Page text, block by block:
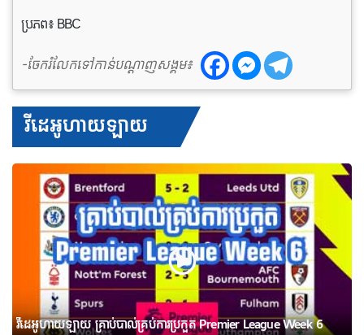
ប្រភព៖ BBC
-ចែករំលែកទៅកាន់បណ្តាញសង្គម៖
វីដេអូហាយឡាយ
វីដេអូហាយឡាយ គ្រាប់បាល់គ្រប់ការប្រកួត Premier League Week 6